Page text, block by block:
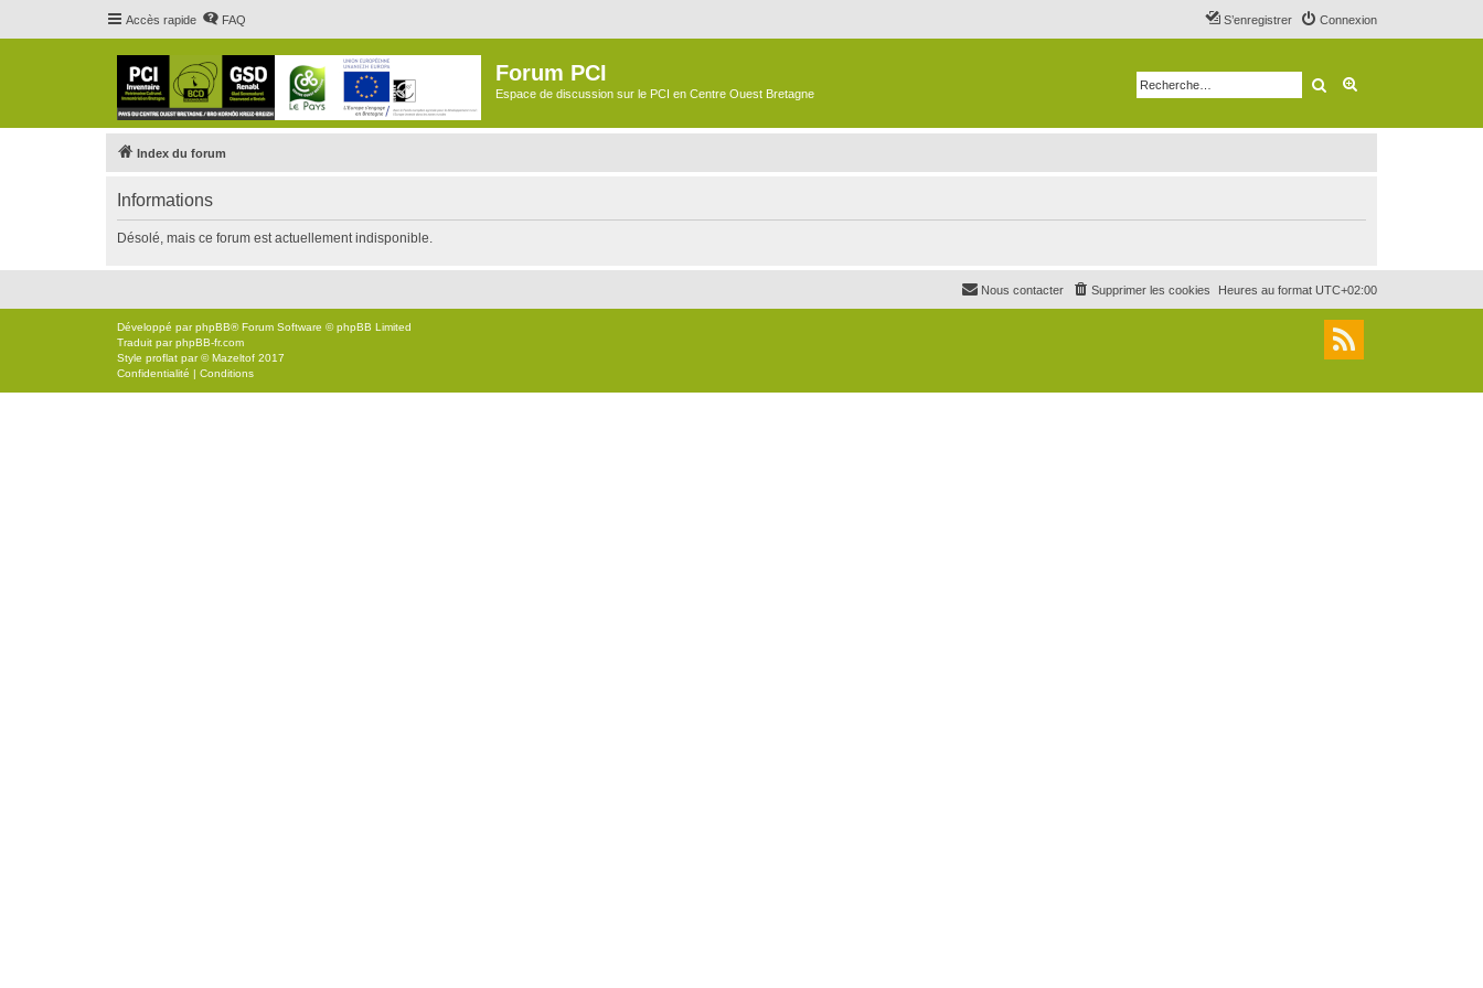
Accès rapide FAQ Connexion
S’enregistrer
Forum PCI
Espace de discussion sur le PCI en Centre Ouest Bretagne Rechercher
Index du forum
Informations
Désolé, mais ce forum est actuellement indisponible.
Heures au format UTC+02:00
Supprimer les cookies
Nous contacter
Développé parphpBB® Forum Software © phpBB Limited
Traduit parphpBB-fr.com
Style proflat par ©Mazeltof 2017
Confidentialité | Conditions